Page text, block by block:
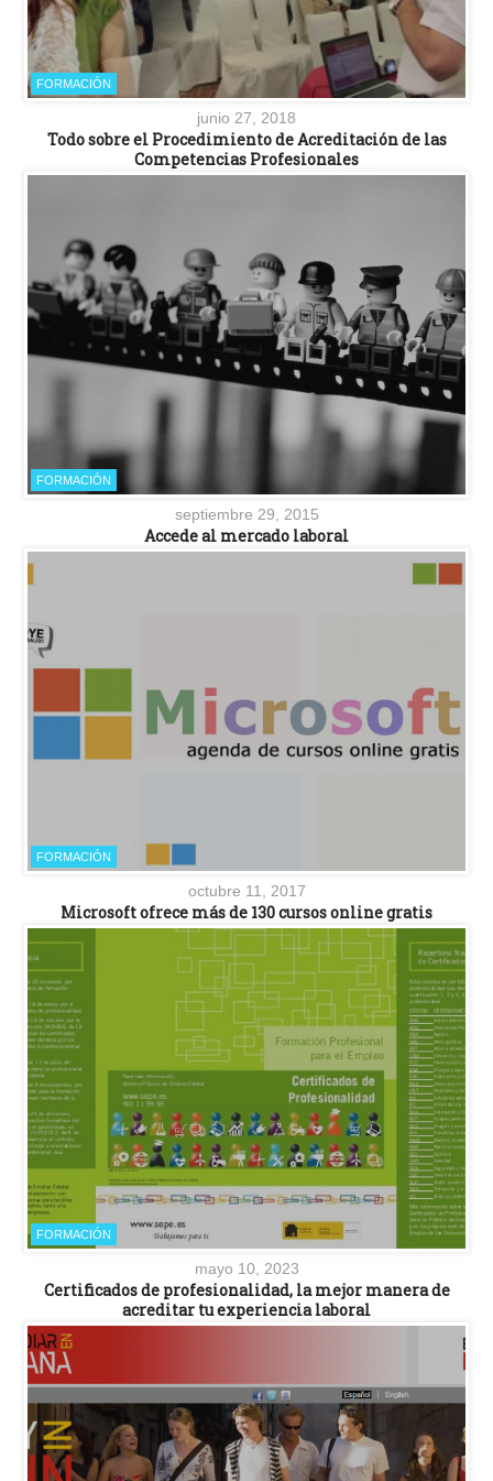
FORMACIÓN
junio 27, 2018
Todo sobre el Procedimiento de Acreditación de las
Competencias Profesionales
FORMACIÓN
septiembre 29, 2015
Accede al mercado laboral
FORMACIÓN
octubre 11, 2017
Microsoft ofrece más de 130 cursos online gratis
FORMACIÓN
mayo 10, 2023
Certificados de profesionalidad, la mejor manera de
acreditar tu experiencia laboral